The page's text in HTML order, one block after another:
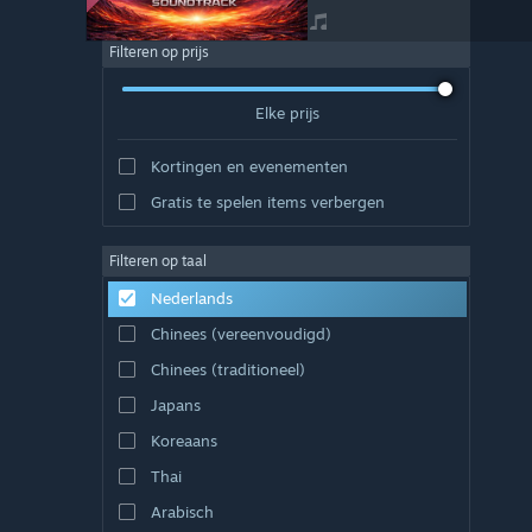
Filteren op prijs
Elke prijs
Kortingen en evenementen
Gratis te spelen items verbergen
Filteren op taal
Nederlands
Chinees (vereenvoudigd)
Chinees (traditioneel)
Japans
Koreaans
Thai
Arabisch